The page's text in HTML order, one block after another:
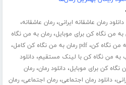
دانلود رمان عاشقانه ایرانی،رمان عاشقانه،
به من نگاه کن برای موبایل،رمان به من نگاه
من نگاه کن،pdf رمان به من نگاه کن کامل ،
به من نگاه کن با لینک مستقیم،دانلود
نگاه کن برای موبایل،دانلود رمان،رمان
،دانلود رمان اجتماعی،رمان اجتماعی،رمان